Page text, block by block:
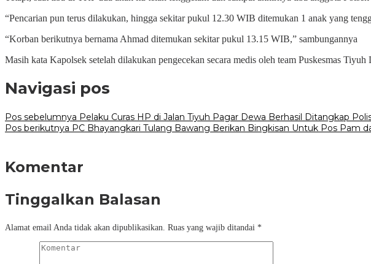
“Pencarian pun terus dilakukan, hingga sekitar pukul 12.30 WIB ditemukan 1 anak yang
“Korban berikutnya bernama Ahmad ditemukan sekitar pukul 13.15 WIB,” sambungannya
Masih kata Kapolsek setelah dilakukan pengecekan secara medis oleh team Puskesmas
Navigasi pos
Pos sebelumnya Pelaku Curas HP di Jalan Tiyuh Pagar Dewa Berhasil Ditangkap
Pos berikutnya PC Bhayangkari Tulang Bawang Berikan Bingkisan Untuk Pos Pam
Komentar
Tinggalkan Balasan
Alamat email Anda tidak akan dipublikasikan. Ruas yang wajib ditandai *